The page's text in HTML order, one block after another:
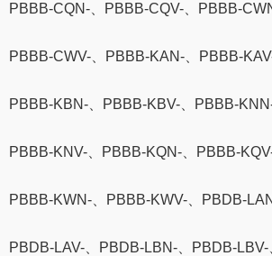
PBBB-CQN-、PBBB-CQV-、PBBB-
PBBB-CWV-、PBBB-KAN-、PBBB-KAV-
PBBB-KBN-、PBBB-KBV-、PBBB-KNN-
PBBB-KNV-、PBBB-KQN-、PBBB-KQV-
PBBB-KWN-、PBBB-KWV-、PBDB-
PBDB-LAV-、PBDB-LBN-、PBDB-LBV-